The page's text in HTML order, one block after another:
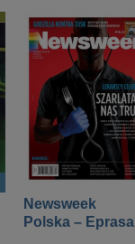
Newsweek
Polska – Eprasa